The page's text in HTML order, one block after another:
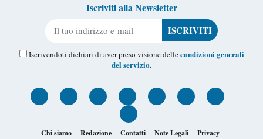
Iscriviti alla Newsletter
Iscrivendoti dichiari di aver preso visione dellecondizioni generali
del servizio.
Chi siamo Redazione Contatti Note Legali Privacy